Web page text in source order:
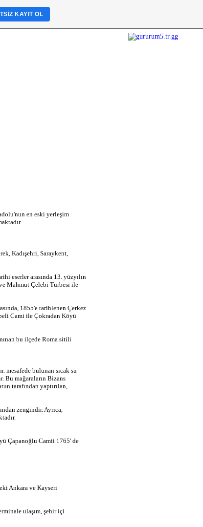
en eski yerleşim
Kadışehri, Saraykent,
eserler arasında 13. yüzyılın
Mahmut Çelebi Türbesi ile
1855'e tarihlenen Çerkez
Cami ile Çokradan Köyü
bu ilçede Roma sitili
mesafede bulunan sıcak su
Bu mağaraların Bizans
tarafından yaptırılan,
zengindir. Ayrıca,
Çapanoğlu Camii 1765' de
Ankara ve Kayseri
ulaşım, şehir içi
KAYIT OL